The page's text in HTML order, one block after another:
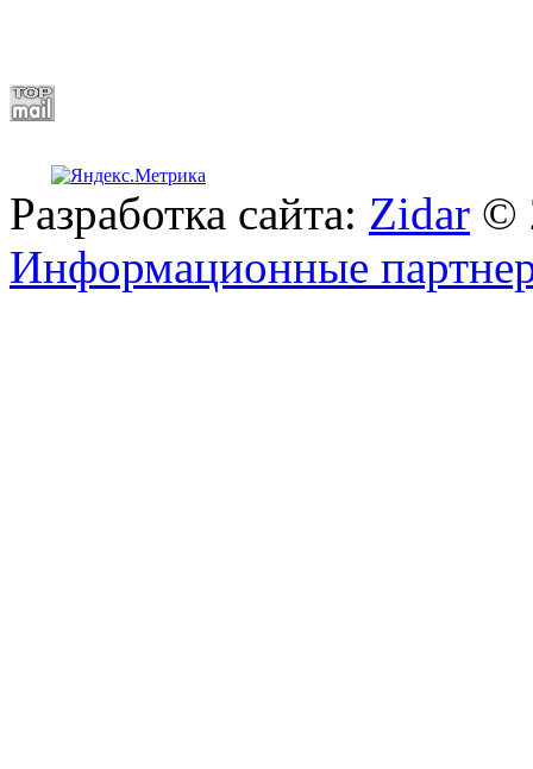
Разработка сайта: Zidar ©
Информационные